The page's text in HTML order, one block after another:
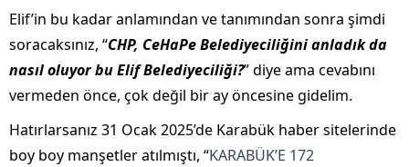
Elif’in bu kadar anlamından ve tanımından sonra şimdi
soracaksınız, “CHP, CeHaPe Belediyeciliğini anladık da
nasıl oluyor bu Elif Belediyeciliği?” diye ama cevabını
vermeden önce, çok değil bir ay öncesine gidelim.
Hatırlarsanız 31 Ocak 2025’de Karabük haber sitelerinde
boy boy manşetler atılmıştı, “KARABÜK’E 172